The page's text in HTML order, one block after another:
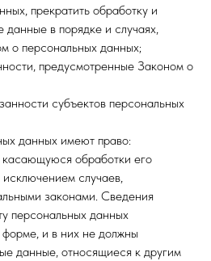
прекратить обработку и
данные в порядке и случаях,
о персональных данных;
предусмотренные Законом о
субъектов персональных
данных имеют право:
обработки его
случаев,
законами. Сведения
персональных данных
и в них не должны
данные, относящиеся к другим